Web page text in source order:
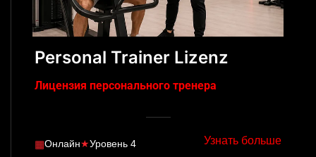
Personal Trainer Lizenz
Лицензия персонального тренера
▦Онлайн★Уровень 4 Узнать больше